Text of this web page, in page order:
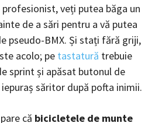
profesionist, veți putea băga un
de a sări pentru a vă putea
pseudo-BMX. Și stați fără griji,
acolo; pe tastatură trebuie
sprint și apăsat butonul de
săritor după pofta inimii.
că bicicletele de munte